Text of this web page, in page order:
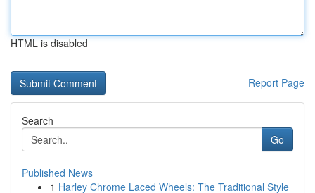
HTML is disabled
Report Page
Search
Go
Published News
1 Harley Chrome Laced Wheels: The Traditional Style